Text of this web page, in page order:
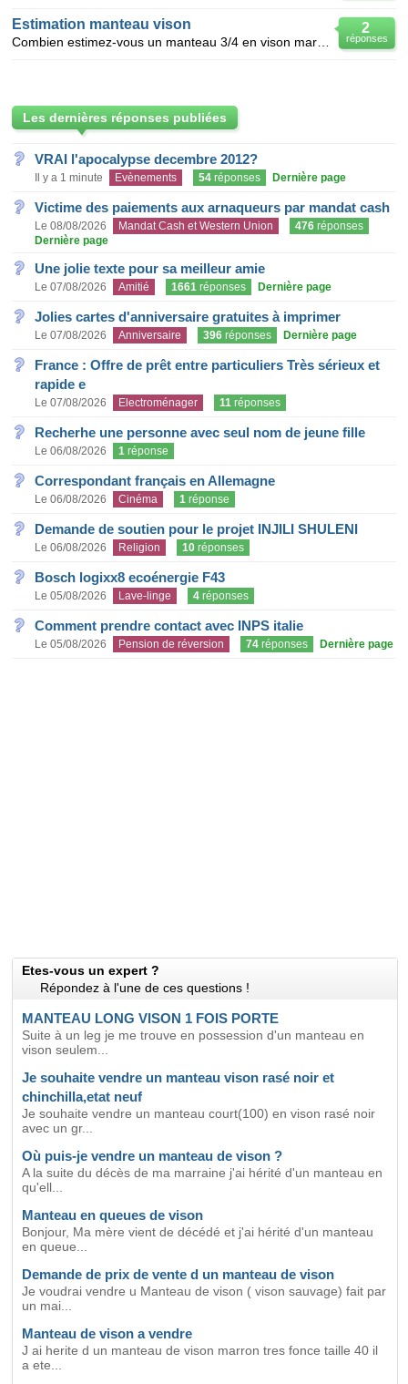
2
réponses
Estimation manteau vison
Les dernières réponses publiées
VRAI l'apocalypse decembre 2012?
Il y a 1 minute Evènements 54 réponses Dernière page
Victime des paiements aux arnaqueurs par mandat cash
Le 08/08/2026 Mandat Cash et Western Union 476 réponses
Dernière page
Une jolie texte pour sa meilleur amie
Le 07/08/2026 Amitié 1661 réponses Dernière page
Jolies cartes d'anniversaire gratuites à imprimer
Le 07/08/2026 Anniversaire 396 réponses Dernière page
France : Offre de prêt entre particuliers Très sérieux et
rapide e
Le 07/08/2026 Electroménager 11 réponses
Recherhe une personne avec seul nom de jeune fille
Le 06/08/2026 1 réponse
Correspondant français en Allemagne
Le 06/08/2026 Cinéma 1 réponse
Demande de soutien pour le projet INJILI SHULENI
Le 06/08/2026 Religion 10 réponses
Bosch logixx8 ecoénergie F43
Le 05/08/2026 Lave-linge 4 réponses
Comment prendre contact avec INPS italie
Le 05/08/2026 Pension de réversion 74 réponses Dernière page
Etes-vous un expert ?
Répondez à l'une de ces questions !
MANTEAU LONG VISON 1 FOIS PORTE
Suite à un leg je me trouve en possession d'un manteau en
vison seulem...
Je souhaite vendre un manteau vison rasé noir et
chinchilla,etat neuf
Je souhaite vendre un manteau court(100) en vison rasé noir
avec un gr...
Où puis-je vendre un manteau de vison ?
A la suite du décès de ma marraine j'ai hérité d'un manteau en
qu'ell...
Manteau en queues de vison
Bonjour, Ma mère vient de décédé et j'ai hérité d'un manteau
en queue...
Demande de prix de vente d un manteau de vison
Je voudrai vendre u Manteau de vison ( vison sauvage) fait par
un mai...
Manteau de vison a vendre
J ai herite d un manteau de vison marron tres fonce taille 40 il
a ete...